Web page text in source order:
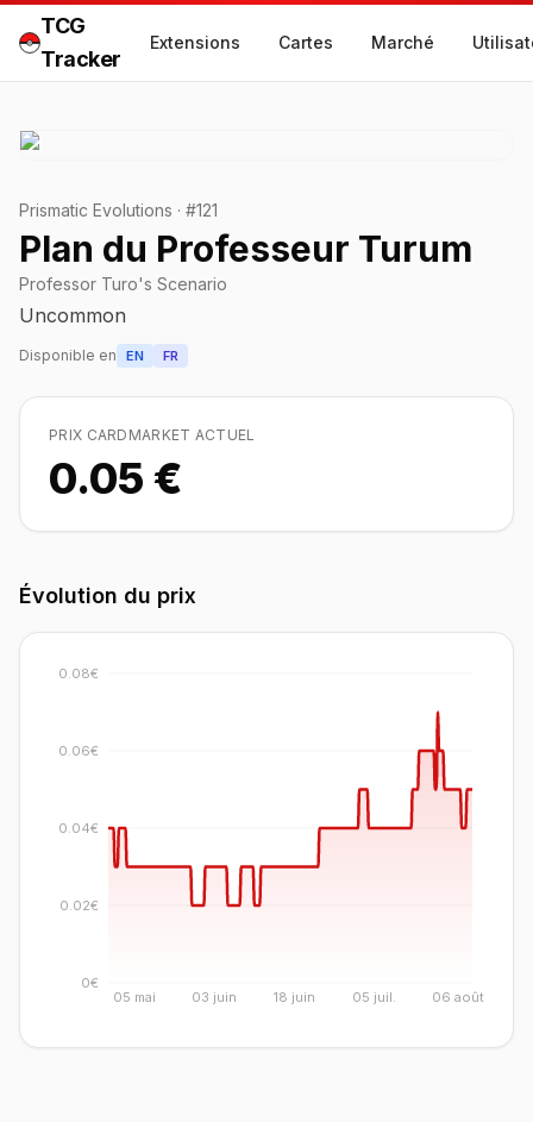
TCG
Tracker
Extensions Cartes Marché
Prismatic Evolutions · #121
Plan du Professeur Turum
Professor Turo's Scenario
Uncommon
Disponible en EN FR
PRIX CARDMARKET ACTUEL
0.05 €
Évolution du prix
05 mai 03 juin 18 juin 05 juil. 06 août
0€
0.02€
0.04€
0.06€
0.08€